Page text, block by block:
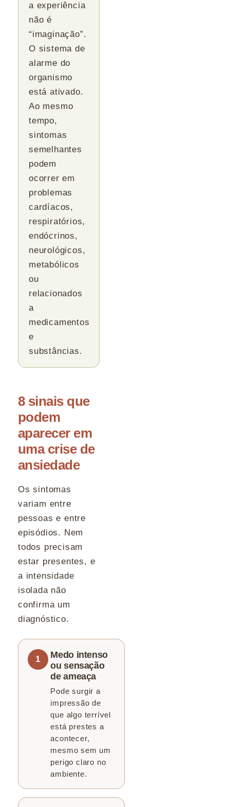
a experiência
não é
“imaginação”.
O sistema de
alarme do
organismo
está ativado.
Ao mesmo
tempo,
sintomas
semelhantes
podem
ocorrer em
problemas
cardíacos,
respiratórios,
endócrinos,
neurológicos,
metabólicos
ou
relacionados
a
medicamentos
e
substâncias.
8 sinais que
podem
aparecer em
uma crise de
ansiedade
Os sintomas
variam entre
pessoas e entre
episódios. Nem
todos precisam
estar presentes, e
a intensidade
isolada não
confirma um
diagnóstico.
Medo intenso
ou sensação
de ameaça
Pode surgir a
impressão de
que algo terrível
está prestes a
acontecer,
mesmo sem um
perigo claro no
ambiente.